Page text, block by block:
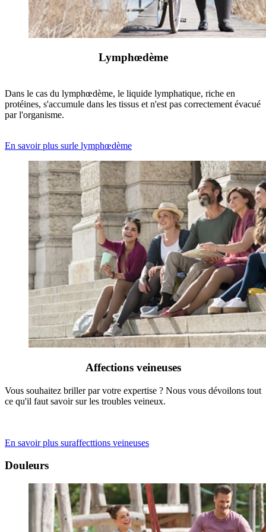
Lymphœdème
Dans le cas du lymphœdème, le liquide lymphatique, riche en
protéines, s'accumule dans les tissus et n'est pas correctement évacué
par l'organisme.
En savoir plus surle lymphœdème
Affections veineuses
Vous souhaitez briller par votre expertise ? Nous vous dévoilons tout
ce qu'il faut savoir sur les troubles veineux.
En savoir plus suraffecttions veineuses
Douleurs